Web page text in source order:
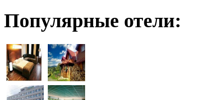
Популярные отели: